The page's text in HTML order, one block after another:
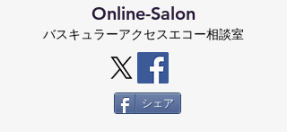
Online-Salon
バスキュラーアクセスエコー相談室
シェア